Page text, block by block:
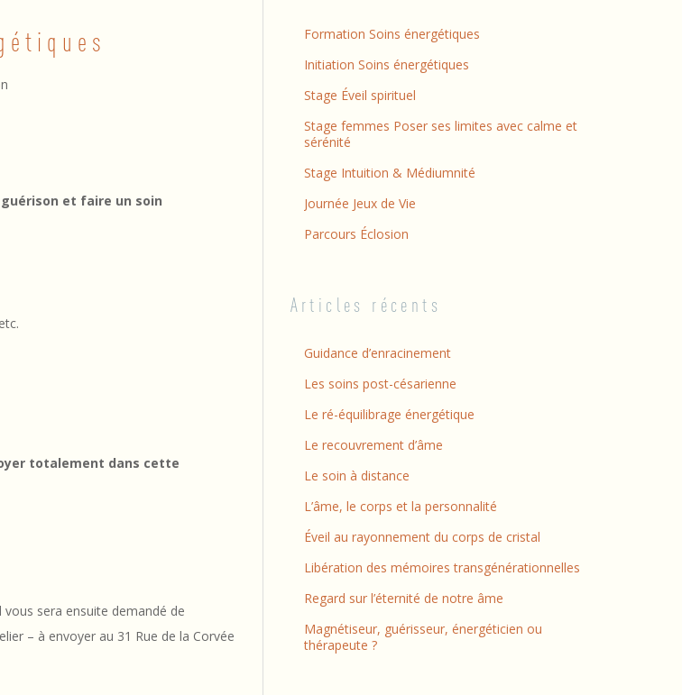
et faire un soin
totalement dans cette
sera ensuite demandé de
– à envoyer au 31 Rue de la Corvée
Formation Soins énergétiques
Initiation Soins énergétiques
Stage Éveil spirituel
Stage femmes Poser ses limites avec calme et
sérénité
Stage Intuition & Médiumnité
Journée Jeux de Vie
Parcours Éclosion
Articles récents
Guidance d’enracinement
Les soins post-césarienne
Le ré-équilibrage énergétique
Le recouvrement d’âme
Le soin à distance
L’âme, le corps et la personnalité
Éveil au rayonnement du corps de cristal
Libération des mémoires transgénérationnelles
Regard sur l’éternité de notre âme
Magnétiseur, guérisseur, énergéticien ou
thérapeute ?